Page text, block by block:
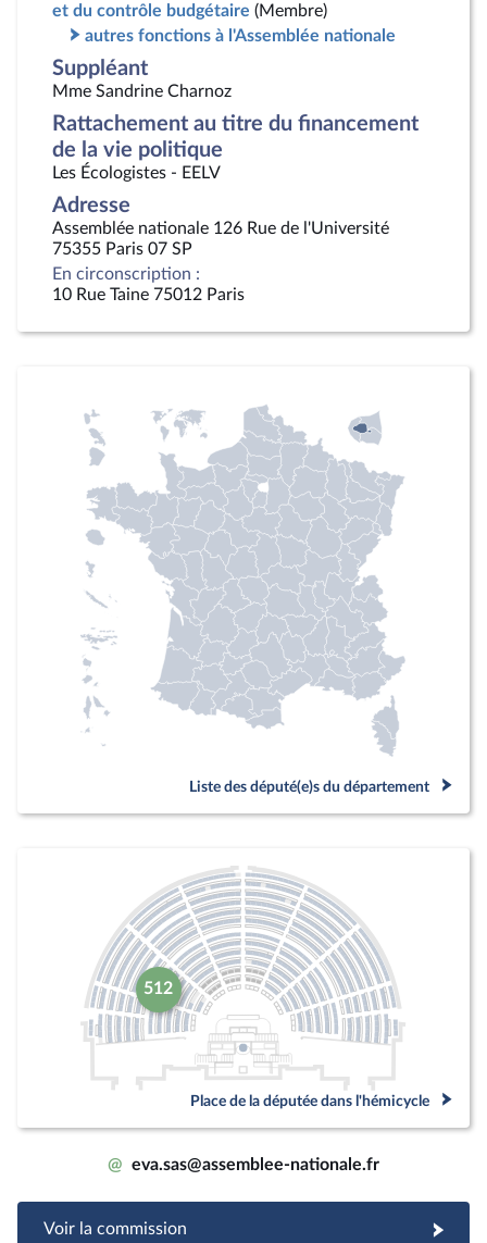
et du contrôle budgétaire (Membre)
autres fonctions à l'Assemblée nationale
Suppléant
Mme Sandrine Charnoz
Rattachement au titre du financement
de la vie politique
Les Écologistes - EELV
Adresse
Assemblée nationale 126 Rue de l'Université
75355 Paris 07 SP
En circonscription :
10 Rue Taine 75012 Paris
Liste des député(e)s du département
512
Place de la députée dans l'hémicycle
@ eva.sas@assemblee-nationale.fr
Voir la commission